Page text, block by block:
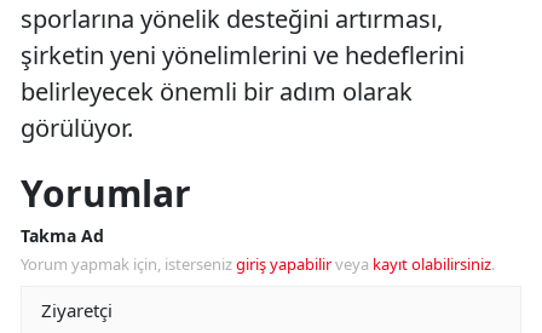
sporlarına yönelik desteğini artırması,
şirketin yeni yönelimlerini ve hedeflerini
belirleyecek önemli bir adım olarak
görülüyor.
Yorumlar
Takma Ad
Yorum yapmak için, istersenizgiriş yapabilirveya kayıt olabilirsiniz.